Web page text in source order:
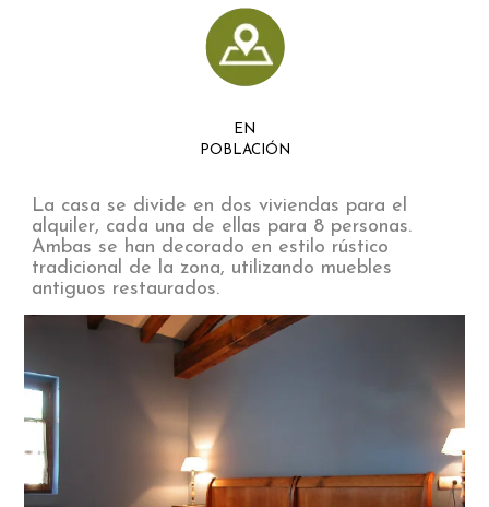
EN
POBLACIÓN
La casa se divide en dos viviendas para el
alquiler, cada una de ellas para 8 personas.
Ambas se han decorado en estilo rústico
tradicional de la zona, utilizando muebles
antiguos restaurados.